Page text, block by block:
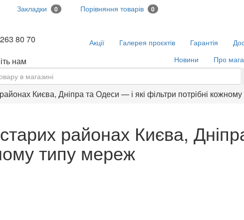
Закладки 0 Порівняння товарів 0
80 70
нам
Акції Галерея проєктів Гарантія
Новини
Про
Києва, Дніпра та Одеси — і які фільтри потрібні
районах Києва,
типу мереж